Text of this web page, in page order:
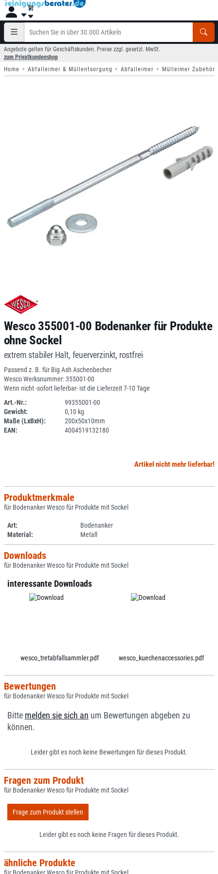
Angebote gelten für Geschäftskunden. Preise zzgl. gesetzl. MwSt.
zum Privatkundenshop
Home
Abfalleimer & Müllentsorgung Abfalleimer Mülleimer Zubehör
Wesco 355001-00 Bodenanker für Produkte
ohne Sockel
extrem stabiler Halt, feuerverzinkt, rostfrei
Passend z. B. für Big Ash Aschenbecher
Wesco Werksnummer: 355001-00
Wenn nicht -sofort lieferbar- ist die Lieferzeit 7-10 Tage
Art.-Nr.:
99355001-00
Gewicht:
0,10 kg
Maße (LxBxH):
200x50x10mm
EAN:
4004519132180
Artikel nicht mehr lieferbar!
Produktmerkmale
für Bodenanker Wesco für Produkte mit Sockel
Art:
Bodenanker
Material:
Metall
Downloads
für Bodenanker Wesco für Produkte mit Sockel
interessante Downloads
wesco_tretabfallsammler.pdf wesco_kuechenaccessories.pdf
Bewertungen
für Bodenanker Wesco für Produkte mit Sockel
Bitte melden sie sich an um Bewertungen abgeben zu
können.
Leider gibt es noch keine Bewertungen für dieses Produkt.
Fragen zum Produkt
für Bodenanker Wesco für Produkte mit Sockel
Frage zum Produkt stellen
Leider gibt es noch keine Fragen für dieses Produkt.
ähnliche Produkte